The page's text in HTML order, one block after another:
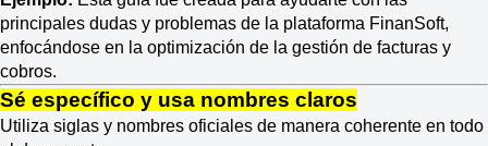
principales dudas y problemas de la plataforma FinanSoft,
enfocándose en la optimización de la gestión de facturas y
cobros.
Sé específico y usa nombres claros
Utiliza siglas y nombres oficiales de manera coherente en todo